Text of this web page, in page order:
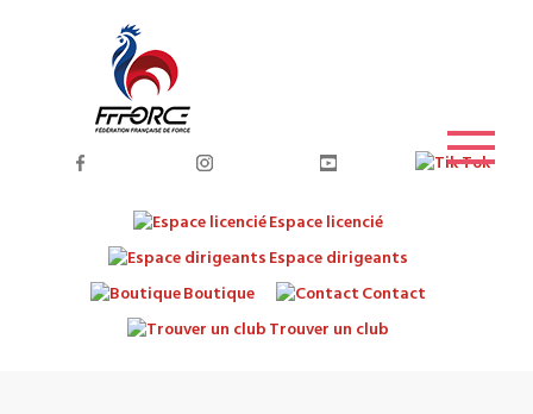
Espace licencié
Espace dirigeants
Boutique
Contact
Trouver un club